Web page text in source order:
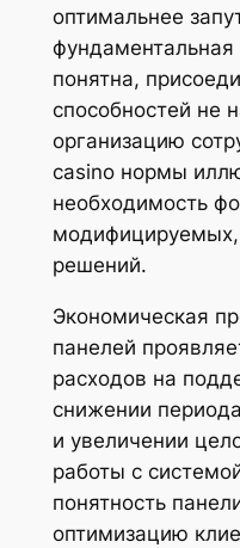
оптимальнее
понятна,
способностей не
организацию
casino нормы
необходимость
решений.
Экономическая
панелей
расходов на
снижении
и увеличении
работы с
понятность
оптимизацию